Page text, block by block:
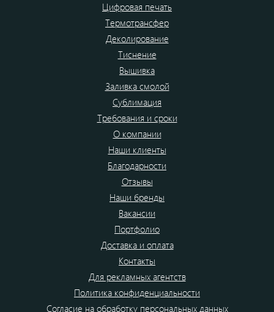
Цифровая печать
Термотрансфер
Деколирование
Тиснение
Вышивка
Заливка смолой
Сублимация
Требования и сроки
О компании
Наши клиенты
Благодарности
Отзывы
Наши бренды
Вакансии
Портфолио
Доставка и оплата
Контакты
Для рекламных агентств
Политика конфиденциальности
Согласие на обработку персональных данных